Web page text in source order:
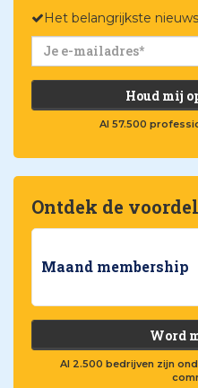
Het belangrijkste
Houd mij
Al 57.500
Ontdek de
Maand membership
Word
Al 2.500 bedrijven zijn